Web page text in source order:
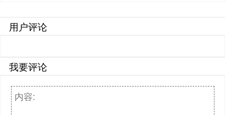
用户评论
我要评论